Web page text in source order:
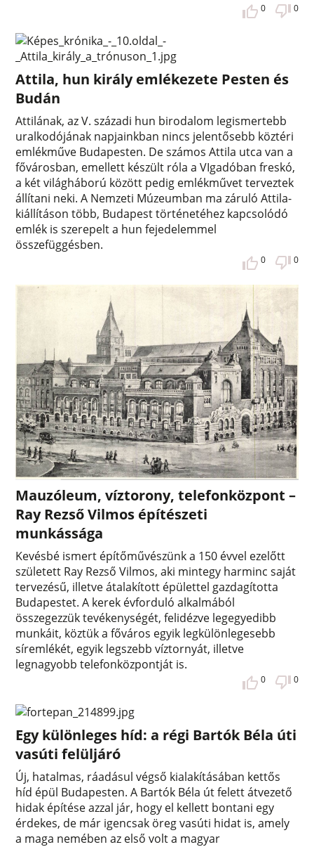
0 0
Attila, hun király emlékezete Pesten és
Budán
Attilának, az V. századi hun birodalom legismertebb
uralkodójának napjainkban nincs jelentősebb köztéri
emlékműve Budapesten. De számos Attila utca van a
fővárosban, emellett készült róla a VIgadóban freskó,
a két világháború között pedig emlékművet terveztek
állítani neki. A Nemzeti Múzeumban ma záruló Attila-
kiállításon több, Budapest történetéhez kapcsolódó
emlék is szerepelt a hun fejedelemmel
összefüggésben.
0 0
Mauzóleum, víztorony, telefonközpont –
Ray Rezső Vilmos építészeti
munkássága
Kevésbé ismert építőművészünk a 150 évvel ezelőtt
született Ray Rezső Vilmos, aki mintegy harminc saját
tervezésű, illetve átalakított épülettel gazdagította
Budapestet. A kerek évforduló alkalmából
összegezzük tevékenységét, felidézve legegyedibb
munkáit, köztük a főváros egyik legkülönlegesebb
síremlékét, egyik legszebb víztornyát, illetve
legnagyobb telefonközpontját is.
0 0
Egy különleges híd: a régi Bartók Béla úti
vasúti felüljáró
Új, hatalmas, ráadásul végső kialakításában kettős
híd épül Budapesten. A Bartók Béla út felett átvezető
hidak építése azzal jár, hogy el kellett bontani egy
érdekes, de már igencsak öreg vasúti hidat is, amely
a maga nemében az első volt a magyar